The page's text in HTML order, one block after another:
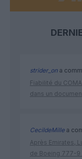
strider_on a
Fiabilité du
dans un
CecildeMillea
Après Emirates,
de Boeing 777-9